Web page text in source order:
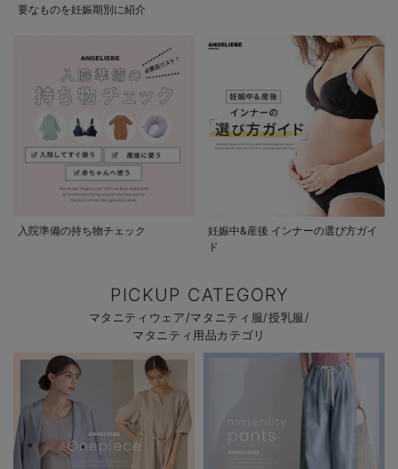
要なものを妊娠期別に紹介
入院準備の持ち物チェック
妊娠中&産後 インナーの選び方ガイ
ド
PICKUP CATEGORY
マタニティウェア/マタニティ服/授乳服/
マタニティ用品カテゴリ